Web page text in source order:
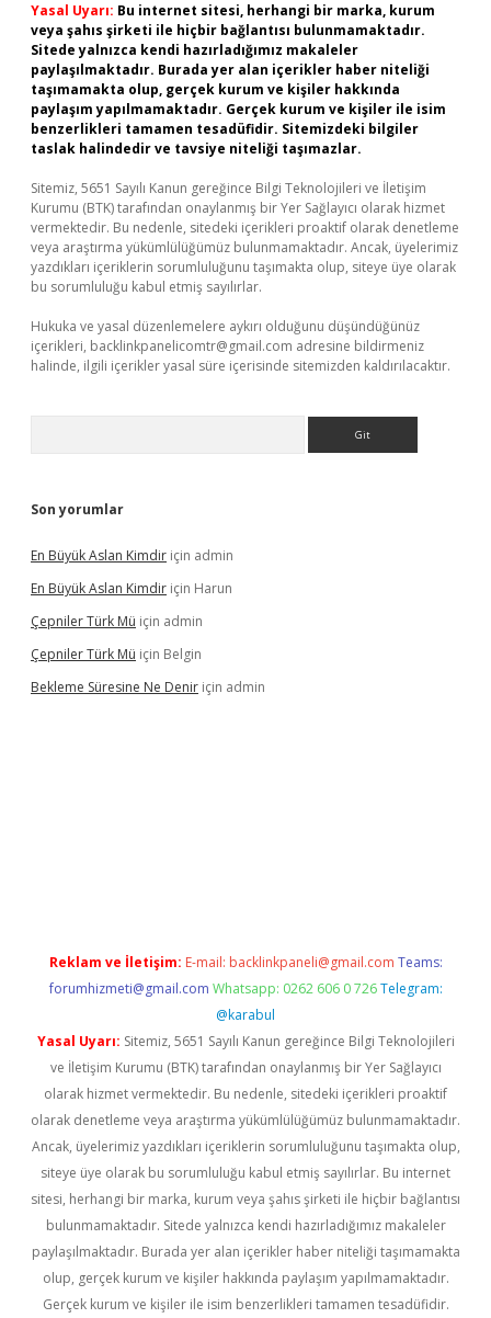
Yasal Uyarı: Bu internet sitesi, herhangi bir marka, kurum
veya şahıs şirketi ile hiçbir bağlantısı bulunmamaktadır.
Sitede yalnızca kendi hazırladığımız makaleler
paylaşılmaktadır. Burada yer alan içerikler haber niteliği
taşımamakta olup, gerçek kurum ve kişiler hakkında
paylaşım yapılmamaktadır. Gerçek kurum ve kişiler ile isim
benzerlikleri tamamen tesadüfidir. Sitemizdeki bilgiler
taslak halindedir ve tavsiye niteliği taşımazlar.
Sitemiz, 5651 Sayılı Kanun gereğince Bilgi Teknolojileri ve İletişim
Kurumu (BTK) tarafından onaylanmış bir Yer Sağlayıcı olarak hizmet
vermektedir. Bu nedenle, sitedeki içerikleri proaktif olarak denetleme
veya araştırma yükümlülüğümüz bulunmamaktadır. Ancak, üyelerimiz
yazdıkları içeriklerin sorumluluğunu taşımakta olup, siteye üye olarak
bu sorumluluğu kabul etmiş sayılırlar.
Hukuka ve yasal düzenlemelere aykırı olduğunu düşündüğünüz
içerikleri, backlinkpanelicomtr@gmail.com adresine bildirmeniz
halinde, ilgili içerikler yasal süre içerisinde sitemizden kaldırılacaktır.
Son yorumlar
En Büyük Aslan Kimdir için admin
En Büyük Aslan Kimdir için Harun
Çepniler Türk Mü için admin
Çepniler Türk Mü için Belgin
Bekleme Süresine Ne Denir için admin
Reklam ve İletişim: E-mail: backlinkpaneli@gmail.com Teams:
forumhizmeti@gmail.com Whatsapp: 0262 606 0 726 Telegram:
@karabul
Yasal Uyarı: Sitemiz, 5651 Sayılı Kanun gereğince Bilgi Teknolojileri
ve İletişim Kurumu (BTK) tarafından onaylanmış bir Yer Sağlayıcı
olarak hizmet vermektedir. Bu nedenle, sitedeki içerikleri proaktif
olarak denetleme veya araştırma yükümlülüğümüz bulunmamaktadır.
Ancak, üyelerimiz yazdıkları içeriklerin sorumluluğunu taşımakta olup,
siteye üye olarak bu sorumluluğu kabul etmiş sayılırlar. Bu internet
sitesi, herhangi bir marka, kurum veya şahıs şirketi ile hiçbir bağlantısı
bulunmamaktadır. Sitede yalnızca kendi hazırladığımız makaleler
paylaşılmaktadır. Burada yer alan içerikler haber niteliği taşımamakta
olup, gerçek kurum ve kişiler hakkında paylaşım yapılmamaktadır.
Gerçek kurum ve kişiler ile isim benzerlikleri tamamen tesadüfidir.